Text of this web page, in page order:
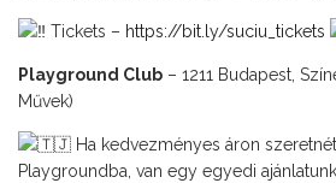
Tickets – https://bit.ly/suciu_tickets
Playground Club – 1211 Budapest,
Művek)
Ha kedvezményes áron
Playgroundba, van egy egyedi